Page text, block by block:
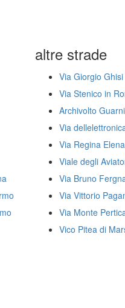
altre strade
Via Giorgio
Via Stenico in
Archivolto
Via
Via Regina
Viale degli
Via Bruno
Via Vittorio
Via Monte
Vico Pitea di